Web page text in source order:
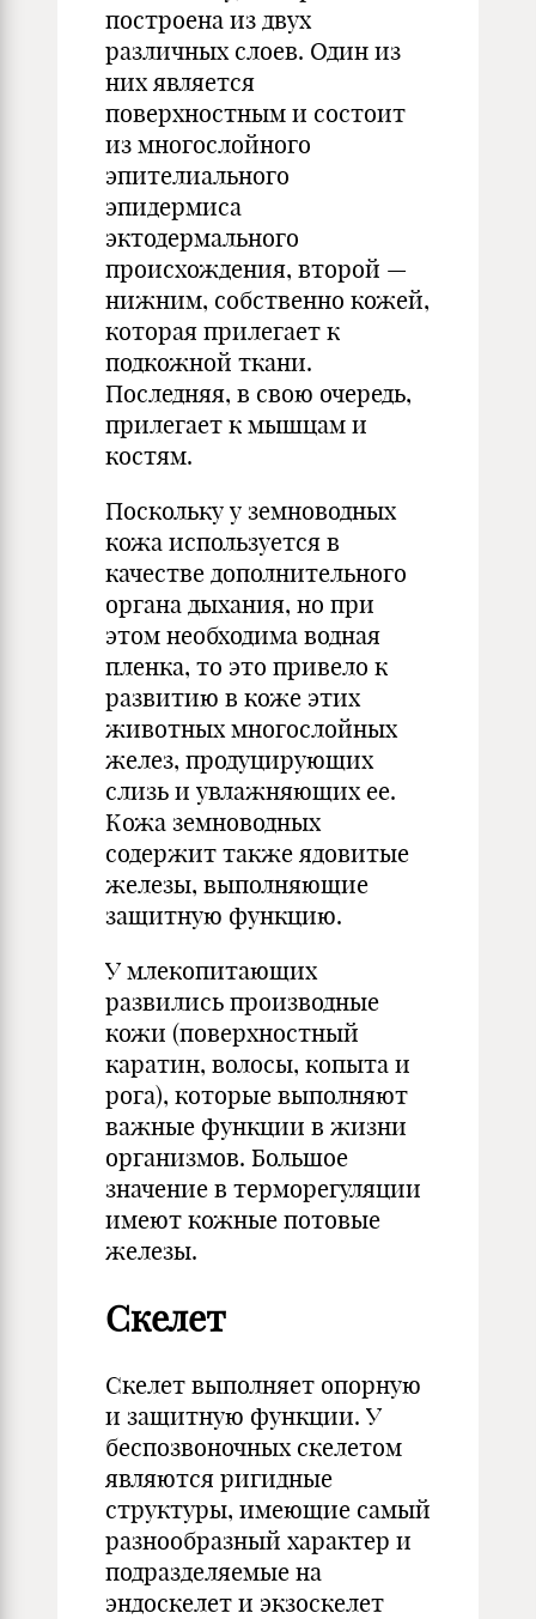
построена из двух
различных слоев. Один из
них является
поверхностным и состоит
из многослойного
эпителиального
эпидермиса
эктодермального
происхождения, второй —
нижним, собственно кожей,
которая прилегает к
подкожной ткани.
Последняя, в свою очередь,
прилегает к мышцам и
костям.
Поскольку у земноводных
кожа используется в
качестве дополнительного
органа дыхания, но при
этом необходима водная
пленка, то это привело к
развитию в коже этих
животных многослойных
желез, продуцирующих
слизь и увлажняющих ее.
Кожа земноводных
содержит также ядовитые
железы, выполняющие
защитную функцию.
У млекопитающих
развились производные
кожи (поверхностный
каратин, волосы, копыта и
рога), которые выполняют
важные функции в жизни
организмов. Большое
значение в терморегуляции
имеют кожные потовые
железы.
Скелет
Скелет выполняет опорную
и защитную функции. У
беспозвоночных скелетом
являются ригидные
структуры, имеющие самый
разнообразный характер и
подразделяемые на
эндоскелет и экзоскелет